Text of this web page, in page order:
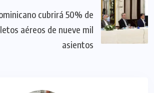
cubrirá 50% de
aéreos de nueve mil
asientos